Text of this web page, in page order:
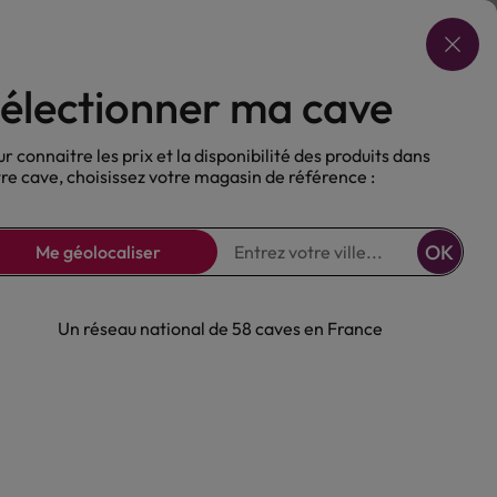
Choisir ma cave
Nos Bières Sans alcool
ma cave
connaitre les prix et la disponibilité des produits dans
cave, choisissez votre magasin de référence :
Me géolocaliser OK
Un réseau national de 58 caves en France